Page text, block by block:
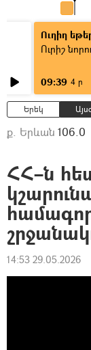
Ուղիղ
Ուրիշ
09:39 4 ր
Երեկ
ք. Երևան 106.0
ՀՀ–ն
14:53 29.05.2026